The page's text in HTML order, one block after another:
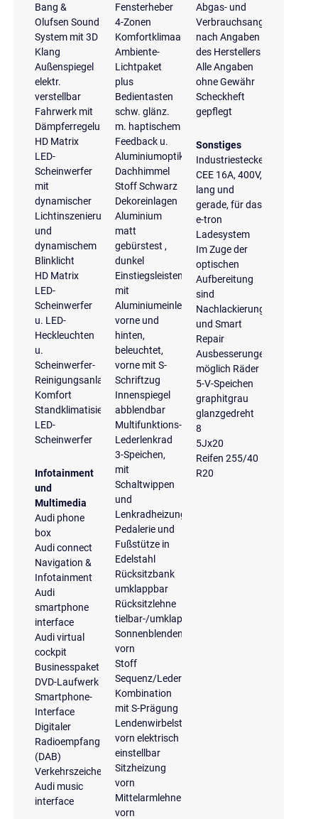
Bang &
Olufsen Sound
System mit 3D
Klang
Außenspiegel
elektr.
verstellbar
Fahrwerk mit
Dämpferregelung
HD Matrix
LED-
Scheinwerfer
mit
dynamischer
Lichtinszenierung
und
dynamischem
Blinklicht
HD Matrix
LED-
Scheinwerfer
u. LED-
Heckleuchten
u.
Scheinwerfer-
Reinigungsanlage
Komfort
Standklimatisierung
LED-
Scheinwerfer
Infotainment
und
Multimedia
Audi phone
box
Audi connect
Navigation &
Infotainment
Audi
smartphone
interface
Audi virtual
cockpit
Businesspaket
DVD-Laufwerk
Smartphone-
Interface
Digitaler
Radioempfang
(DAB)
Verkehrszeichenerkennung
Audi music
interface
Fensterheber
4-Zonen
Komfortklimaautomatik
Ambiente-
Lichtpaket
plus
Bedientasten
schw. glänz.
m. haptischem
Feedback u.
Aluminiumoptik
Dachhimmel
Stoff Schwarz
Dekoreinlagen
Aluminium
matt
gebürstest ,
dunkel
Einstiegsleisten
mit
Aluminiumeinlegern
vorne und
hinten,
beleuchtet,
vorne mit S-
Schriftzug
Innenspiegel
abblendbar
Multifunktions-
Lederlenkrad
3-Speichen,
mit
Schaltwippen
und
Lenkradheizung
Pedalerie und
Fußstütze in
Edelstahl
Rücksitzbank
umklappbar
Rücksitzlehne
tielbar-/umklappbar
Sonnenblenden
vorn
Stoff
Sequenz/Leder-
Kombination
mit S-Prägung
Lendenwirbelstütze
vorn elektrisch
einstellbar
Sitzheizung
vorn
Mittelarmlehne
vorn
Abgas- und
Verbrauchsangaben
nach Angaben
des Herstellers
Alle Angaben
ohne Gewähr
Scheckheft
gepflegt
Sonstiges
Industriestecker
CEE 16A, 400V,
lang und
gerade, für das
e-tron
Ladesystem
Im Zuge der
optischen
Aufbereitung
sind
Nachlackierungen
und Smart
Repair
Ausbesserungen
möglich Räder
5-V-Speichen
graphitgrau
glanzgedreht
8
5Jx20
Reifen 255/40
R20